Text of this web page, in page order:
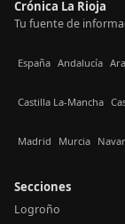
Crónica La Rioja
Tu fuente de
España Andalucía
Castilla La-Mancha
Madrid Murcia
Secciones
Logroño